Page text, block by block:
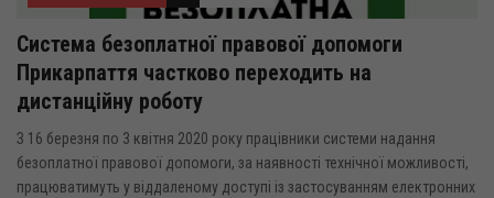
Система безоплатної правової допомоги
Прикарпаття частково переходить на
дистанційну роботу
З 16 березня по 3 квітня 2020 року працівники системи надання
безоплатної правової допомоги, за наявності технічної можливості,
працюватимуть у віддаленому доступі із застосуванням електронних